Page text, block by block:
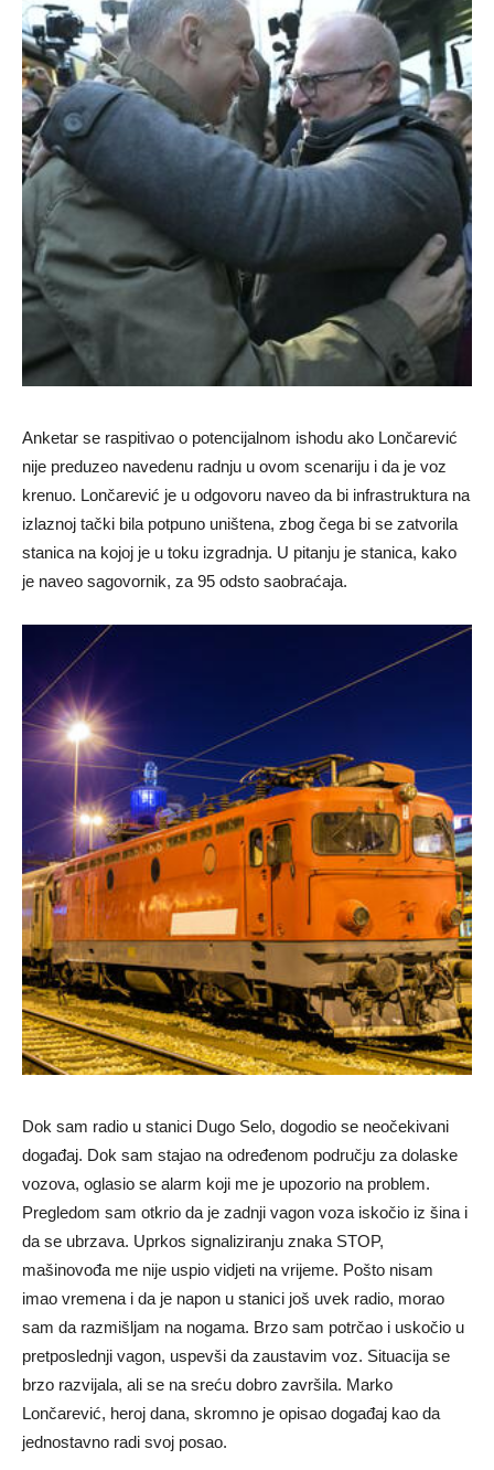
Anketar se raspitivao o potencijalnom ishodu ako Lončarević
nije preduzeo navedenu radnju u ovom scenariju i da je voz
krenuo. Lončarević je u odgovoru naveo da bi infrastruktura na
izlaznoj tački bila potpuno uništena, zbog čega bi se zatvorila
stanica na kojoj je u toku izgradnja. U pitanju je stanica, kako
je naveo sagovornik, za 95 odsto saobraćaja.
Dok sam radio u stanici Dugo Selo, dogodio se neočekivani
događaj. Dok sam stajao na određenom području za dolaske
vozova, oglasio se alarm koji me je upozorio na problem.
Pregledom sam otkrio da je zadnji vagon voza iskočio iz šina i
da se ubrzava. Uprkos signaliziranju znaka STOP,
mašinovođa me nije uspio vidjeti na vrijeme. Pošto nisam
imao vremena i da je napon u stanici još uvek radio, morao
sam da razmišljam na nogama. Brzo sam potrčao i uskočio u
pretposlednji vagon, uspevši da zaustavim voz. Situacija se
brzo razvijala, ali se na sreću dobro završila. Marko
Lončarević, heroj dana, skromno je opisao događaj kao da
jednostavno radi svoj posao.